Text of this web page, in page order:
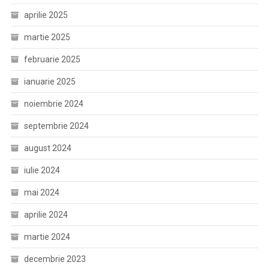
aprilie 2025
martie 2025
februarie 2025
ianuarie 2025
noiembrie 2024
septembrie 2024
august 2024
iulie 2024
mai 2024
aprilie 2024
martie 2024
decembrie 2023